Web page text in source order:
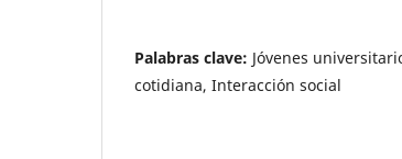
Palabras clave: Jóvenes
cotidiana, Interacción social